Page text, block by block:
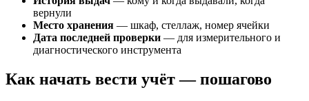
вернули
Место хранения — шкаф, стеллаж, номер ячейки
Дата последней проверки — для измерительного и
диагностического инструмента
Как начать вести учёт — пошагово